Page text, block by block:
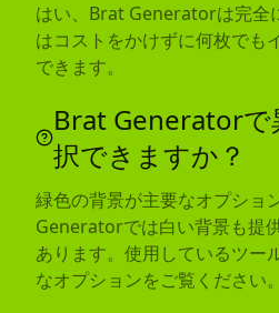
はい、Brat Generatorは完全
はコストをかけずに何枚でも
できます。
Brat Generatorで
択できますか？
緑色の背景が主要なオプショ
Generatorでは白い背景も提
あります。使用しているツー
なオプションをご覧ください。